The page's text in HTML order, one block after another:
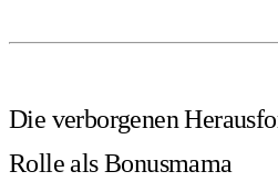
Die verborgenen
Rolle als Bonusmama